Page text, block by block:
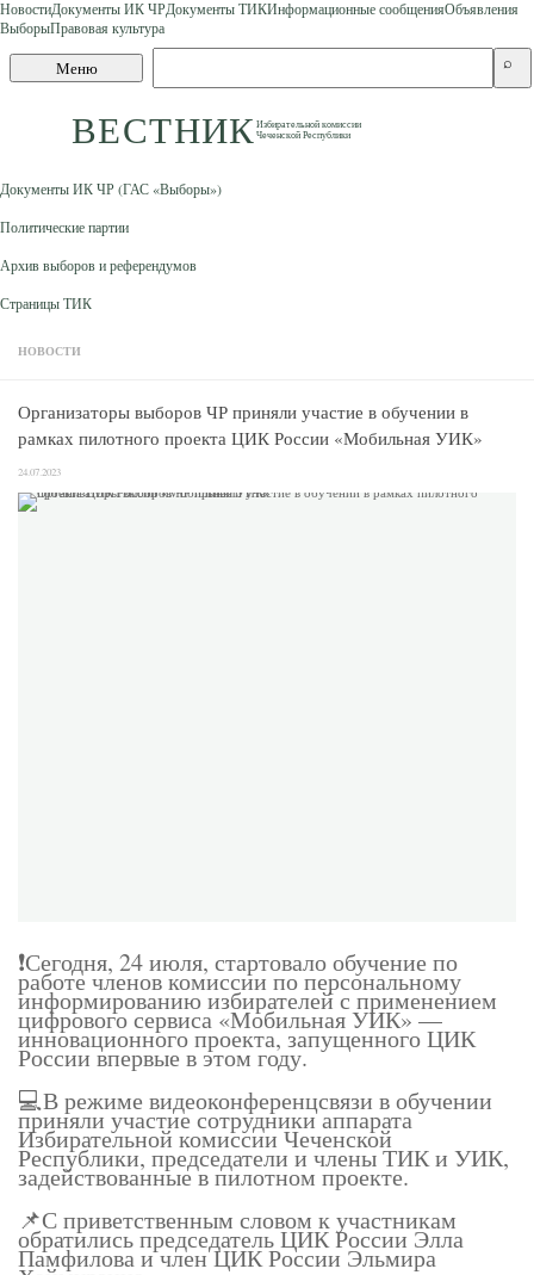
Skip to content
НовостиДокументы ИК ЧРДокументы ТИКИнформационные сообщенияОбъявления
ВыборыПравовая культура
Меню
ВЕСТНИКИзбирательной комиссии
Чеченской Республики
сайту
⌕
Документы ИК ЧР (ГАС «Выборы»)
Политические партии
Архив выборов и референдумов
Страницы ТИК
НОВОСТИ
Организаторы выборов ЧР приняли участие в обучении в
рамках пилотного проекта ЦИК России «Мобильная УИК»
24.07.2023
❗️Сегодня, 24 июля, стартовало обучение по
работе членов комиссии по персональному
информированию избирателей с применением
цифрового сервиса «Мобильная УИК» —
инновационного проекта, запущенного ЦИК
России впервые в этом году.
💻В режиме видеоконференцсвязи в обучении
приняли участие сотрудники аппарата
Избирательной комиссии Чеченской
Республики, председатели и члены ТИК и УИК,
задействованные в пилотном проекте.
📌С приветственным словом к участникам
обратились председатель ЦИК России Элла
Памфилова и член ЦИК России Эльмира